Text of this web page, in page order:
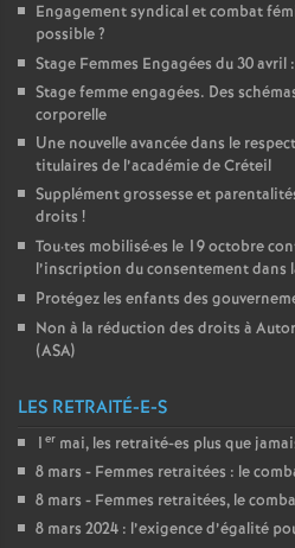
Engagement syndical et combat
possible?
Stage Femmes Engagées du 30 avril
Stage femme engagées. Des
corporelle
Une nouvelle avancée dans le
titulaires de l’académie de Créteil
Supplément grossesse et
droits !
Tou·tes mobilisé·es le 19 octobre
l’inscription du consentement dans
Protégez les enfants des
Non à la réduction des droits à
(ASA)
LES RETRAITÉ-E-S
1 er mai, les retraité-es plus que
8 mars - Femmes retraitées : le
8 mars - Femmes retraitées, le
8 mars 2024 : l’exigence d’égalité